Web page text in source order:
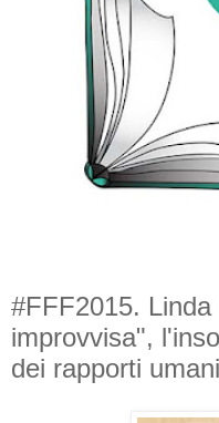
#FFF2015.
improvvisa",
dei rapporti umani